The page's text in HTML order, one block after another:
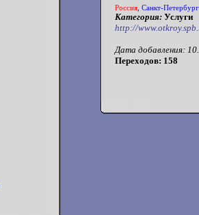
Россия Санкт-Петербург
Категория: Услуги
http://
Дата добавления:
Переходов: 158